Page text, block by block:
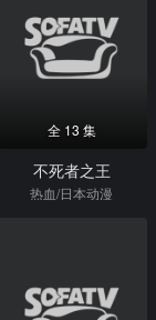
全 13 集
不死者之王
热血/日本动漫